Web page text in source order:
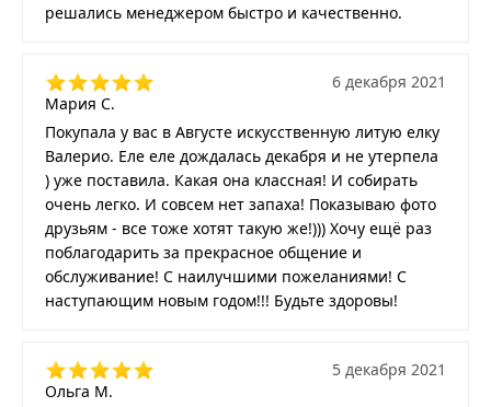
решались менеджером быстро и качественно.
Мария С.
6 декабря 2021
Покупала у вас в Августе искусственную литую елку
Валерио. Еле еле дождалась декабря и не утерпела
) уже поставила. Какая она классная! И собирать
очень легко. И совсем нет запаха! Показываю фото
друзьям - все тоже хотят такую же!))) Хочу ещё раз
поблагодарить за прекрасное общение и
обслуживание! С наилучшими пожеланиями! С
наступающим новым годом!!! Будьте здоровы!
Ольга М.
5 декабря 2021